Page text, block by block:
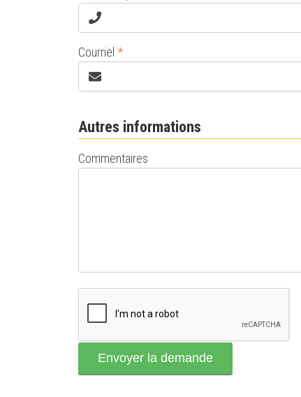
Courriel *
Autres informations
Commentaires